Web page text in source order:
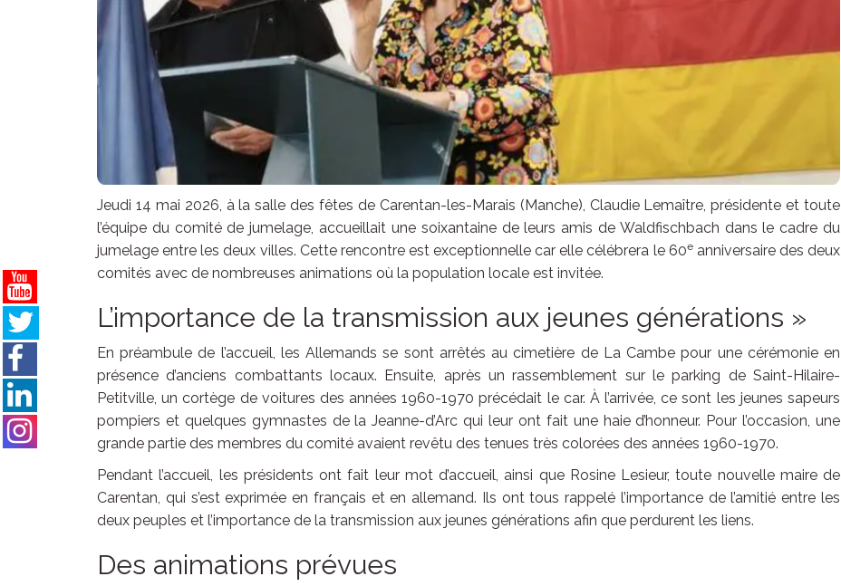
Jeudi 14 mai 2026, à la salle des fêtes de Carentan-les-Marais (Manche), Claudie Lemaître, présidente et toute
l’équipe du comité de jumelage, accueillait une soixantaine de leurs amis de Waldfischbach dans le cadre du
jumelage entre les deux villes. Cette rencontre est exceptionnelle car elle célébrera le 60eanniversaire des deux
comités avec de nombreuses animations où la population locale est invitée.
L’importance de la transmission aux jeunes générations »
En préambule de l’accueil, les Allemands se sont arrêtés au cimetière de La Cambe pour une cérémonie en
présence d’anciens combattants locaux. Ensuite, après un rassemblement sur le parking de Saint-Hilaire-
Petitville, un cortège de voitures des années 1960-1970 précédait le car. À l’arrivée, ce sont les jeunes sapeurs
pompiers et quelques gymnastes de la Jeanne-d’Arc qui leur ont fait une haie d’honneur. Pour l’occasion, une
grande partie des membres du comité avaient revêtu des tenues très colorées des années 1960-1970.
Pendant l’accueil, les présidents ont fait leur mot d’accueil, ainsi que Rosine Lesieur, toute nouvelle maire de
Carentan, qui s’est exprimée en français et en allemand. Ils ont tous rappelé l’importance de l’amitié entre les
deux peuples et l’importance de la transmission aux jeunes générations afin que perdurent les liens.
Des animations prévues